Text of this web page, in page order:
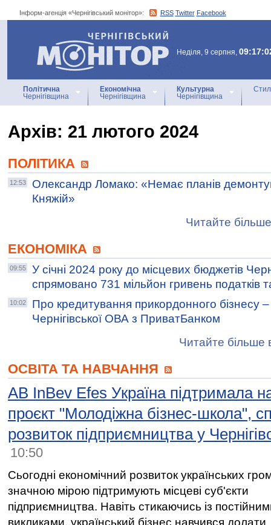
Інформ-агенція «Чернігівський монітор»: RSS Twitter Facebook
Інформ-агенція
«Чернігівський монітор»
Неділя, 9 серпня,
Політична
Чернігівщина
Економічна
Чернігівщина
Культурна
Чернігівщина
Архiв: 21 лютого 2024
ПОЛІТИКА
12:53
Олександр Ломако: «Немає планів
Княжій»
Читайте
ЕКОНОМІКА
09:55
У січні 2024 року до місцевих бюджетів
спрямовано 731 мільйон гривень податків
10:02
Про кредитування прикордонного бізнесу –
Чернігівської ОВА з ПриватБанком
Читайте більше
ОСВІТА ТА НАВЧАННЯ
AB InBev Efes Україна підтримала
проєкт "Молодіжна бізнес-школа",
розвиток підприємництва у
10:50
Сьогодні економічний розвиток українських
значною мірою підтримують місцеві суб'єкти
підприємництва. Навіть стикаючись із
викликами, український бізнес навчився долати